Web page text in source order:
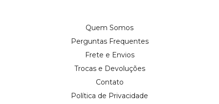
Quem Somos
Perguntas Frequentes
Frete e Envios
Trocas e Devoluções
Contato
Política de Privacidade